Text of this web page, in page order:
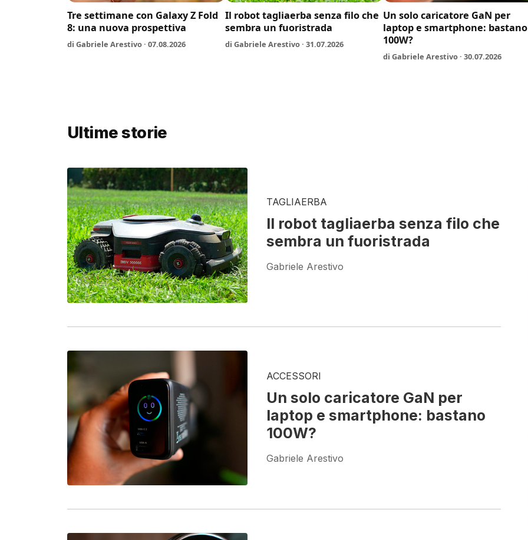
Tre settimane con Galaxy Z Fold
8: una nuova prospettiva
di Gabriele Arestivo · 07.08.2026
Il robot tagliaerba senza filo che
sembra un fuoristrada
di Gabriele Arestivo · 31.07.2026
Un solo caricatore GaN per
laptop e smartphone: bastano
100W?
di Gabriele Arestivo · 30.07.2026
Ultime storie
TAGLIAERBA
Il robot tagliaerba senza filo che
sembra un fuoristrada
Gabriele Arestivo
ACCESSORI
Un solo caricatore GaN per
laptop e smartphone: bastano
100W?
Gabriele Arestivo